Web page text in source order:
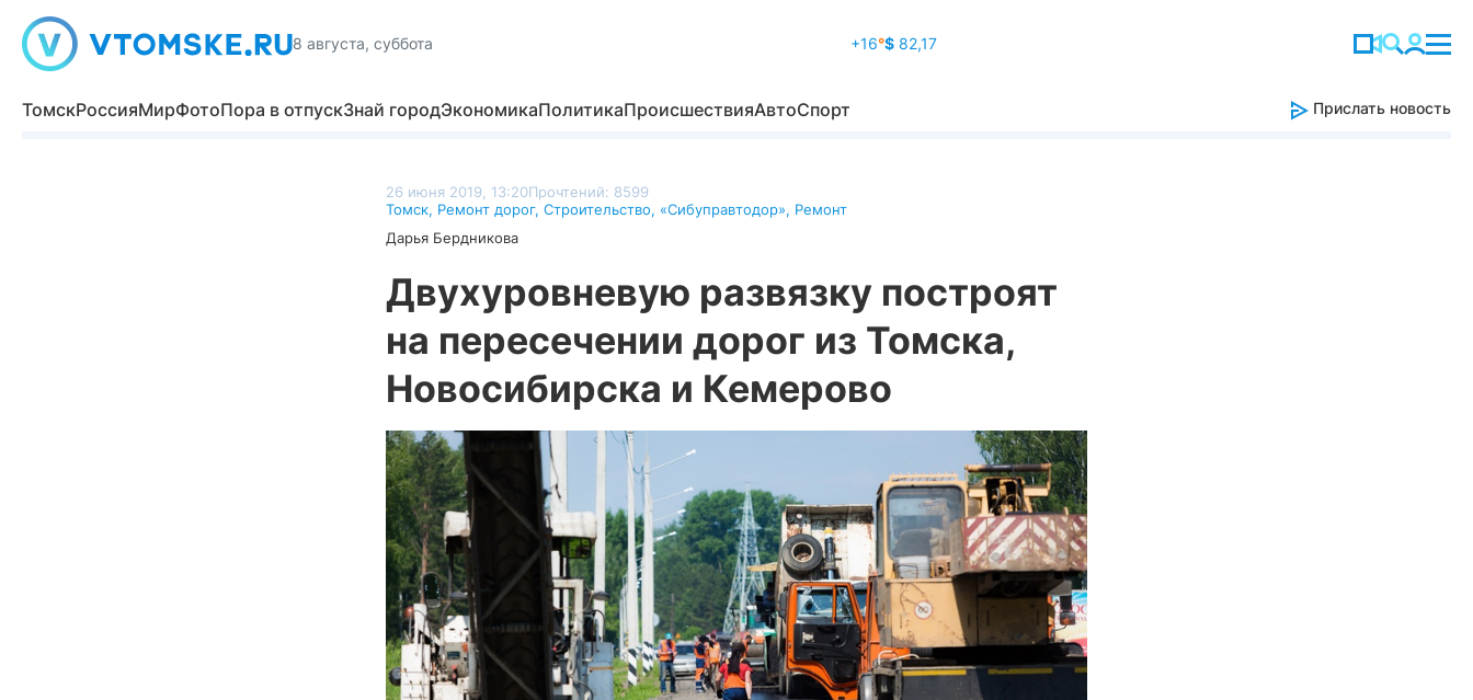
8 августа, суббота +16°$82,17
ТомскРоссияМирФотоПора в отпускЗнай городЭкономикаПолитикаПроисшествияАвтоСпорт Прислать новость
26 июня 2019, 13:20Прочтений: 8599
Томск, Ремонт дорог, Строительство, «Сибуправтодор», Ремонт
Дарья Бердникова
Двухуровневую развязку построят
на пересечении дорог из Томска,
Новосибирска и Кемерово